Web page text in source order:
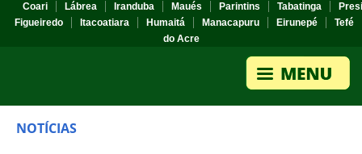
Coari
Lábrea Iranduba Maués Parintins Tabatinga
Figueiredo
Itacoatiara Humaitá Manacapuru Eirunepé
Tefé
do Acre
NOTÍCIAS